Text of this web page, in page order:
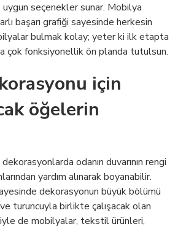
seçenekler sunar. Mobilya
başarı grafiği sayesinde herkesin
bulmak kolay; yeter ki ilk etapta
çok fonksiyonellik ön planda tutulsun.
için
öğelerin
odanın duvarının rengi
yardım alınarak boyanabilir.
dekorasyonun büyük bölümü
turuncuyla birlikte çalışacak olan
de mobilyalar, tekstil ürünleri,